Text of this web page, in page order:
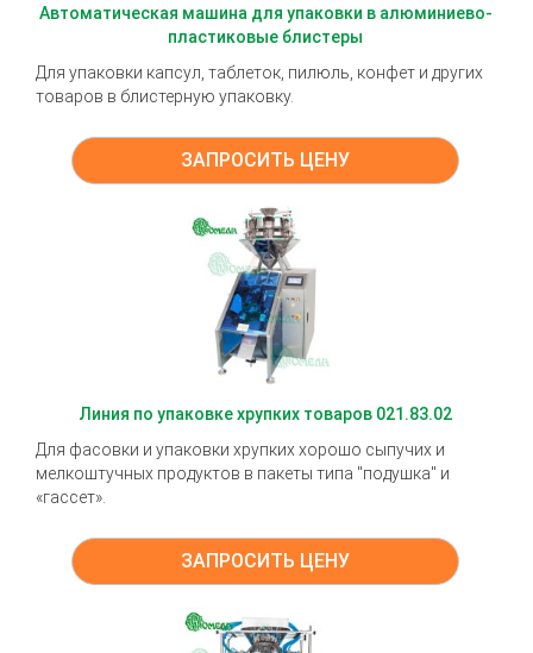
Автоматическая машина для упаковки в алюминиево-
пластиковые блистеры
Для упаковки капсул, таблеток, пилюль, конфет и других
товаров в блистерную упаковку.
ЗАПРОСИТЬ ЦЕНУ
Линия по упаковке хрупких товаров 021.83.02
Для фасовки и упаковки хрупких хорошо сыпучих и
мелкоштучных продуктов в пакеты типа "подушка" и
«гассет».
ЗАПРОСИТЬ ЦЕНУ